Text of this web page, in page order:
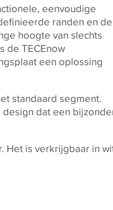
eenvoudige
randen en de
hoogte van slechts
de TECEnow
een oplossing
standaard segment.
design dat een
Het is verkrijgbaar in